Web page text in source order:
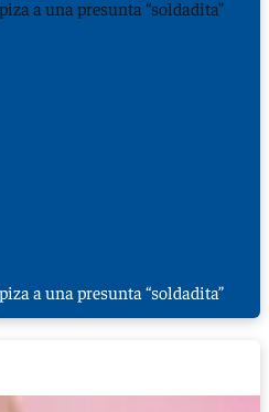
a una presunta “soldadita”